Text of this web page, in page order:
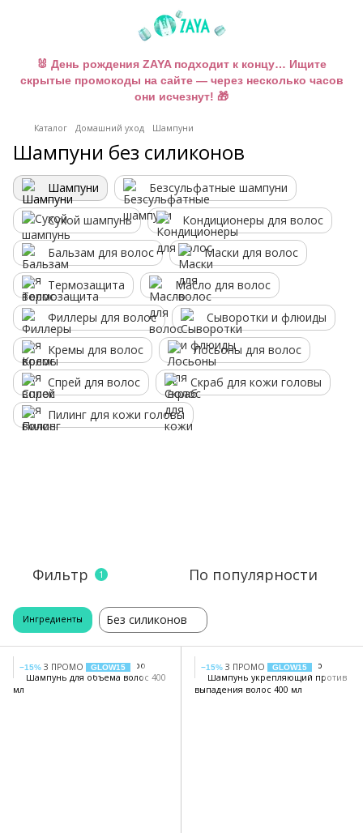
🐰 День рождения ZAYA подходит к концу… Ищите
скрытые промокоды на сайте — через несколько часов
они исчезнут! 🎁
Каталог Домашний уход Шампуни
Шампуни без силиконов
Шампуни Безсульфатные шампуни
Сухой шампунь Кондиционеры для волос
Бальзам для волос Маски для волос
Термозащита Масло для волос
Филлеры для волос Сыворотки и флюиды
Кремы для волос Лосьоны для волос
Спрей для волос Скраб для кожи головы
Пилинг для кожи головы
Фильтр 1 По популярности
Ингредиенты Без силиконов
−15% З ПРОМО GLOW15 −15% З ПРОМО GLOW15